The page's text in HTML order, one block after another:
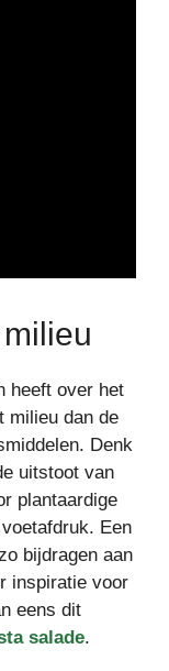
heeft over het
milieu dan de
Denk
uitstoot van
plantaardige
Een
bijdragen aan
inspiratie voor
eens dit
salade.